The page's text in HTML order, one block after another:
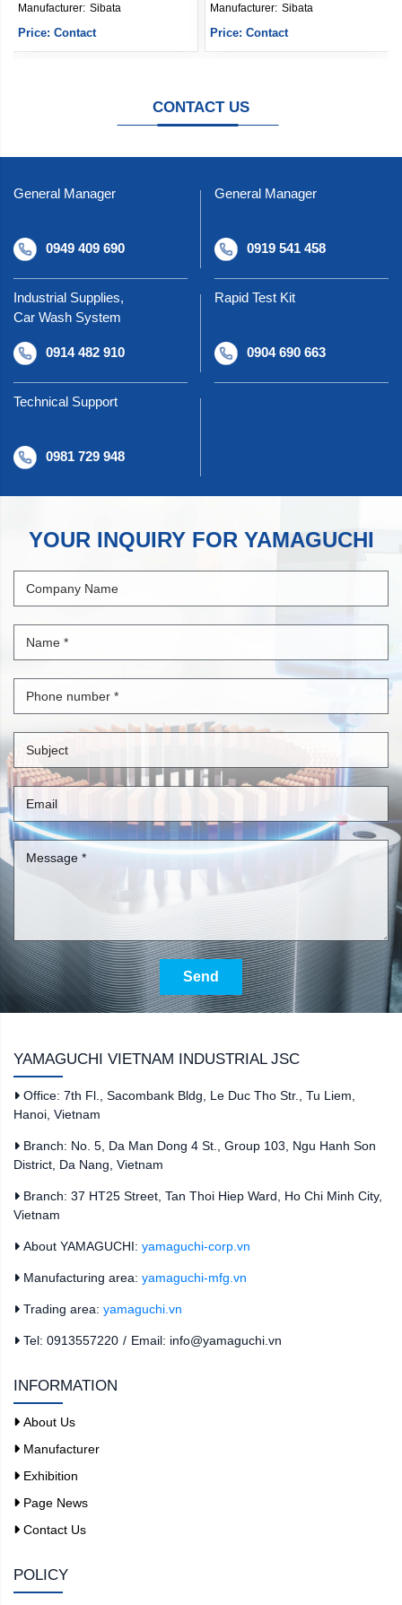
Sibata
Price: Contact
Manufacturer: Sibata
Price: Contact
CONTACT US
General Manager
0949 409 690
General Manager
0919 541 458
Industrial Supplies,
Car Wash System
0914 482 910
Rapid Test Kit
0904 690 663
Technical Support
0981 729 948
YOUR INQUIRY FOR YAMAGUCHI
Send
YAMAGUCHI VIETNAM INDUSTRIAL JSC
Office: 7th Fl., Sacombank Bldg, Le Duc Tho Str., Tu Liem,
Hanoi, Vietnam
Branch: No. 5, Da Man Dong 4 St., Group 103, Ngu Hanh Son
District, Da Nang, Vietnam
Branch: 37 HT25 Street, Tan Thoi Hiep Ward, Ho Chi Minh City,
Vietnam
About YAMAGUCHI: yamaguchi-corp.vn
Manufacturing area: yamaguchi-mfg.vn
Trading area: yamaguchi.vn
Tel: 0913557220 / Email: info@yamaguchi.vn
INFORMATION
About Us
Manufacturer
Exhibition
Page News
Contact Us
POLICY